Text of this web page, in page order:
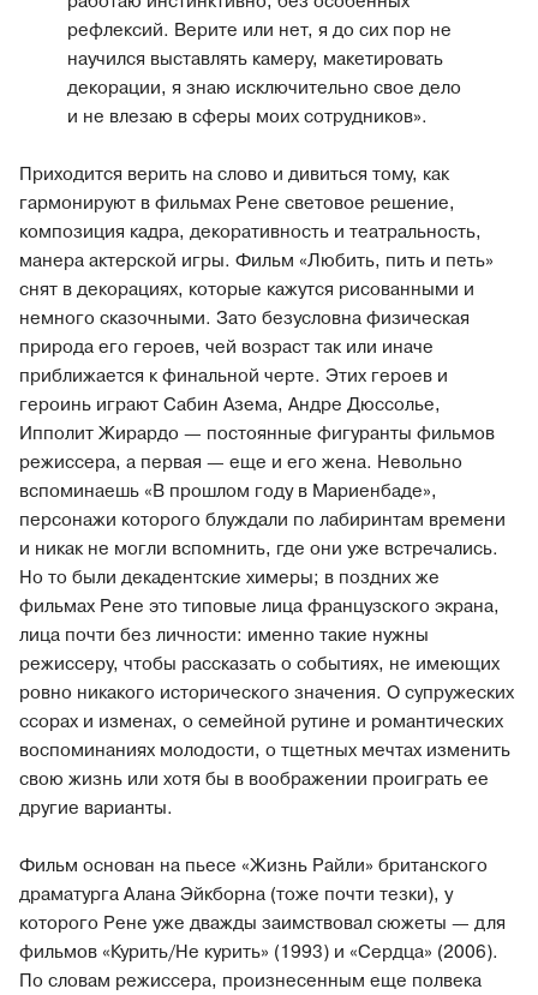
рефлексий. Верите или нет, я до сих пор не
научился выставлять камеру, макетировать
декорации, я знаю исключительно свое дело
и не влезаю в сферы моих сотрудников».
Приходится верить на слово и дивиться тому, как
гармонируют в фильм­ах Рене световое решение,
композиция кадра, декоративность и театральность,
манера актерской игры. Фильм «Любить, пить и петь»
снят в декорациях, которые кажутся рисованными и
немного сказочными. Зато безусловна физическая
природа его героев, чей возраст так или иначе
приближается к финальной черте. Этих героев и
героинь играют Сабин Азема, Андре Дюссолье,
Ипполит Жирардо — постоянные фигуранты фильмов
режиссера, а первая — еще и его жена. Невольно
вспоминаешь «В прошлом году в Мариенбаде»,
персонажи которого блуждали по лабиринтам времени
и никак не могли вспомнить, где они уже встречались.
Но то были декадентские химеры; в поздних же
фильмах Рене это типовые лица французского экрана,
лица почти без личности: именно такие нужны
режиссеру, чтобы рассказать о событиях, не имеющих
ровно никакого исторического значения. О супружеских
ссорах и изменах, о семейной рутине и романтических
воспоминаниях молодости, о тщетных мечтах изменить
свою жизнь или хотя бы в воображении проиграть ее
другие варианты.
Фильм основан на пьесе «Жизнь Райли» британского
драматурга Алана Эйкборна (тоже почти тезки), у
которого Рене уже дважды заимствовал сюжеты — для
фильмов «Курить/Не курить» (1993) и «Сердца» (2006).
По словам режиссера, произнесенным еще полвека